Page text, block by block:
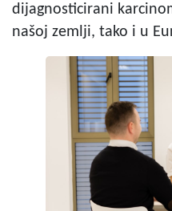
dijagnosticirani
našoj zemlji, tako i u